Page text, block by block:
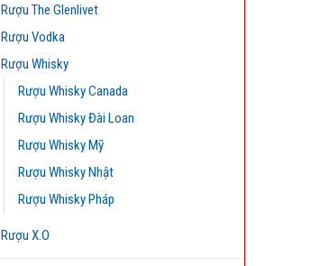
Rượu The Glenlivet
Rượu Vodka
Rượu Whisky
Rượu Whisky Canada
Rượu Whisky Đài Loan
Rượu Whisky Mỹ
Rượu Whisky Nhật
Rượu Whisky Pháp
Rượu X.O